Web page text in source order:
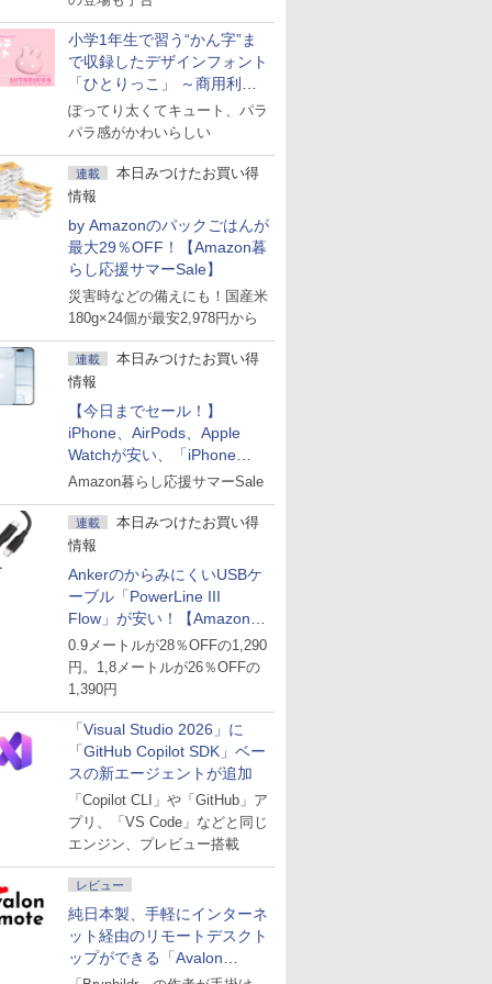
小学1年生で習う“かん字”ま
で収録したデザインフォント
「ひとりっこ」 ～商用利用
OK
ぽってり太くてキュート、パラ
パラ感がかわいらしい
連載
本日みつけたお買い得
情報
by Amazonのパックごはんが
最大29％OFF！【Amazon暮
らし応援サマーSale】
災害時などの備えにも！国産米
180g×24個が最安2,978円から
連載
本日みつけたお買い得
情報
【今日までセール！】
iPhone、AirPods、Apple
Watchが安い、「iPhone
Air」256GB版が139,800円な
Amazon暮らし応援サマーSale
連載
本日みつけたお買い得
情報
AnkerのからみにくいUSBケ
ーブル「PowerLine III
Flow」が安い！【Amazon暮
らし応援サマーSale】
0.9メートルが28％OFFの1,290
円。1,8メートルが26％OFFの
1,390円
「Visual Studio 2026」に
「GitHub Copilot SDK」ベー
スの新エージェントが追加
「Copilot CLI」や「GitHub」ア
プリ、「VS Code」などと同じ
エンジン、プレビュー搭載
レビュー
純日本製、手軽にインターネ
ット経由のリモートデスクト
ップができる「Avalon
remote」